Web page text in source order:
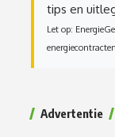
tips en
Let op:
Advertentie